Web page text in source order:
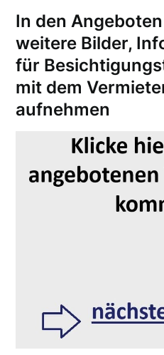
In den
weitere Bilder,
für
mit dem
aufnehmen